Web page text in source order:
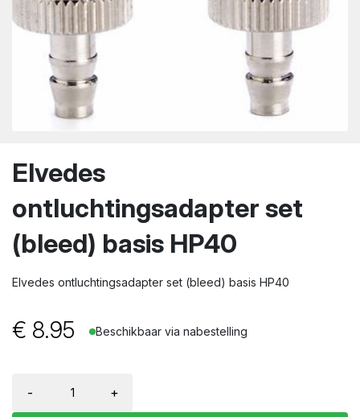
Elvedes
ontluchtingsadapter set
(bleed) basis HP40
Elvedes ontluchtingsadapter set (bleed) basis HP40
€ 8.95 Beschikbaar via nabestelling
- +